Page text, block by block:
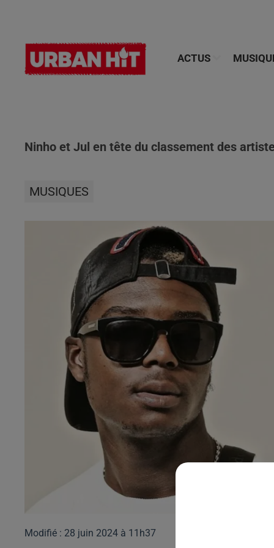
ACTUS
Ninho et Jul en tête du classement des
MUSIQUES
Modifié : 28 juin 2024 à 11h37